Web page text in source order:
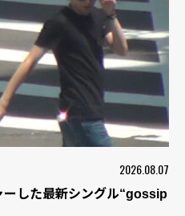
2026.08.07
した最新シングル“gossip